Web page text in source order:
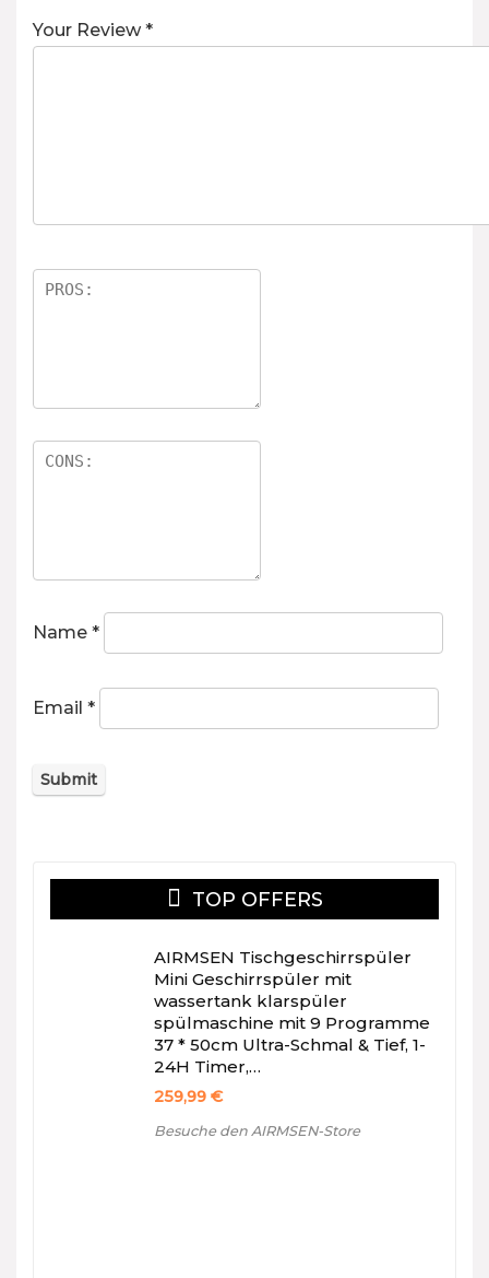
Your Review *
Name *
Email *
TOP OFFERS
AIRMSEN Tischgeschirrspüler
Mini Geschirrspüler mit
wassertank klarspüler
spülmaschine mit 9 Programme
37 * 50cm Ultra-Schmal & Tief, 1-
24H Timer,…
259,99 €
Besuche den AIRMSEN-Store